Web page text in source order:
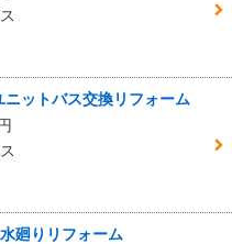
ニットバス交換リフォーム
廻りリフォーム